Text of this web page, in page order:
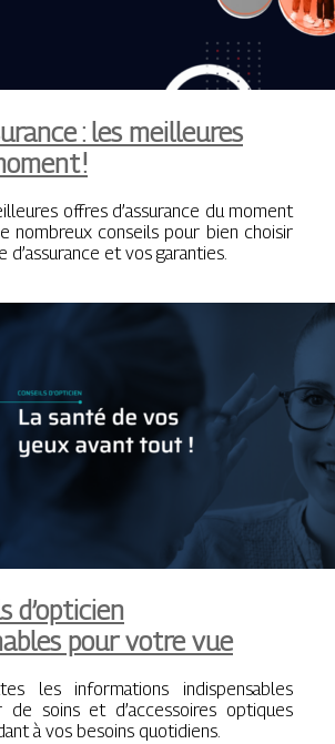
: les meilleures
!
offres d’assurance du moment
nombreux conseils pour bien choisir
et vos garanties.
d’opticien
pour votre vue
les informations indispensables
de soins et d’accessoires optiques
à vos besoins quotidiens.